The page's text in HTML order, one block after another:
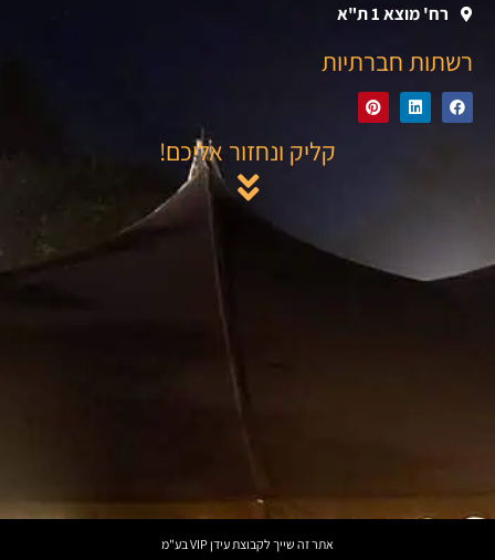
רח' מוצא 1 ת"א
רשתות חברתיות
קליק ונחזור אליכם!
אתר זה שייך לקבוצת עידן VIP בע"מ